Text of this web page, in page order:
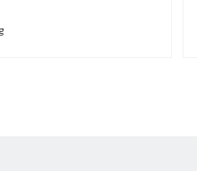
ウォッチギャ